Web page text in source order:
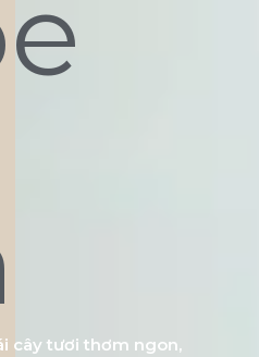
cây tươi thơm ngon,